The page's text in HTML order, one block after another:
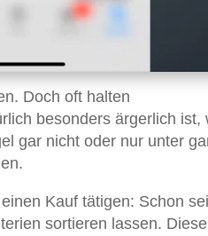
Doch oft halten
besonders ärgerlich ist,
gar nicht oder nur unter
Kauf tätigen: Schon
sortieren lassen. Diese